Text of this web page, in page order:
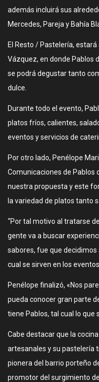
además incluirá sus
Mercedes, Pareja y Bahía
El Resto / Pastelería,
Vázquez, en donde Pablos
se podrá degustar tanto
dulce.
Durante todo el evento,
platos fríos, calientes,
eventos y servicios de
Por otro lado, Penélope
Comunicaciones de Pablos
nuestra propuesta y este
la variedad de platos tanto
“Por tal motivo al tratarse
gente va a buscar
sabores, fue que
cual se sirven en los eventos.
Penélope finalizó, «Nos
pueda conocer gran parte
tiene Pablos, tal cual lo que
Cabe destacar que la
artesanales y su pastelería
pionera del barrio porteño
promotor del surgimiento